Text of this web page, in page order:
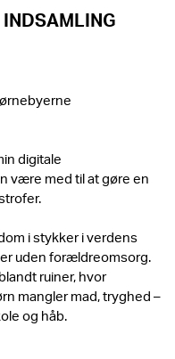
INDSAMLING
digitale
være med til at gøre en
i stykker i verdens
uden forældreomsorg.
ruiner, hvor
mangler mad, tryghed –
og håb.